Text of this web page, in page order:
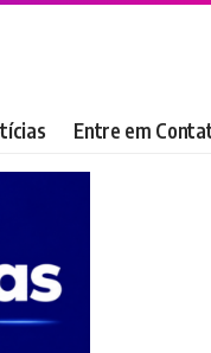
Entre em